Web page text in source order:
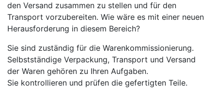
den Versand zusammen zu stellen und für den
Transport vorzubereiten. Wie wäre es mit einer neuen
Herausforderung in diesem Bereich?
Sie sind zuständig für die Warenkommissionierung.
Selbstständige Verpackung, Transport und Versand
der Waren gehören zu Ihren Aufgaben.
Sie kontrollieren und prüfen die gefertigten Teile.